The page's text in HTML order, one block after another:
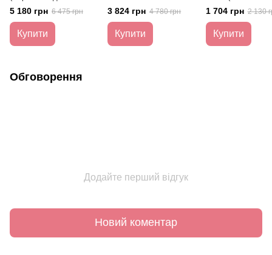
усунення пігментації)
5 180 грн 6 475 грн
Купити
(Відновлююча маска)
3 824 грн 4 780 грн
Купити
гелева маска-
1 704 грн 2 130
Купити
Обговорення
Додайте перший відгук
Новий коментар